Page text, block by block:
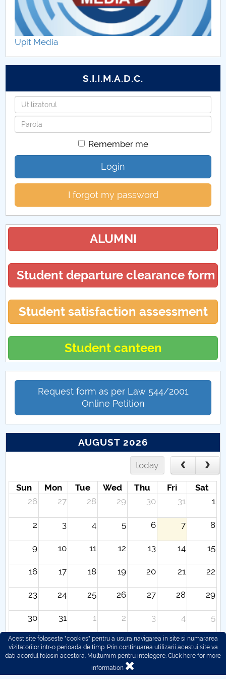
Admitere licență dosar
Admitere licență vocațional
Admitere licență mixt
Upit Media
S.I.I.M.A.D.C.
Username
Password
Remember me
Login
I forgot my password
ALUMNI
Student departure clearance form
Student satisfaction assessment
Student canteen
Request form as per Law 544/2001
Online Petition
AUGUST 2026
today
Sun Mon Tue Wed Thu Fri
Sat
26
27 28 29 30 31 1
2 3 4 5 6 7 8
9 10 11 12 13 14 15
16 17 18 19 20 21 22
23 24 25 26 27 28 29
30 31 1 2 3 4 5
Acest site foloseste "cookies" pentru a usura navigarea in site si numararea
vizitatorilor intr-o perioada de timp. Prin continuarea utilizarii acestui site va
dati acordul folosiri acestora. Multumim pentru intelegere. Click here for more
information